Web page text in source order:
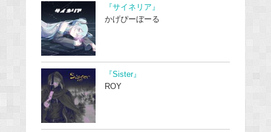
『サイネリア』
かげぴーぼーる
『Sister』
ROY